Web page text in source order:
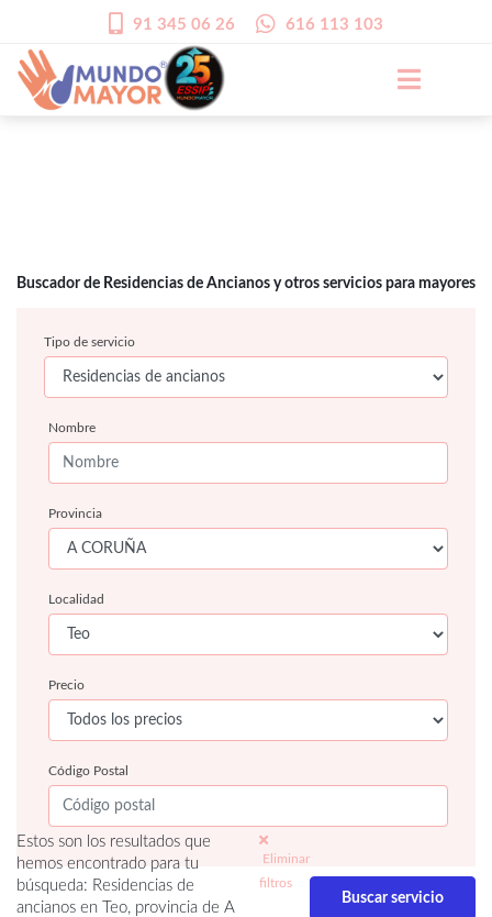
91 345 06 26 616 113 103
Buscador de Residencias de Ancianos y otros servicios para mayores
Tipo de servicio
Nombre
Provincia
Localidad
Precio
Código Postal
Estos son los resultados que
hemos encontrado para tu
búsqueda: Residencias de
ancianos en Teo, provincia de A
Eliminar
filtros